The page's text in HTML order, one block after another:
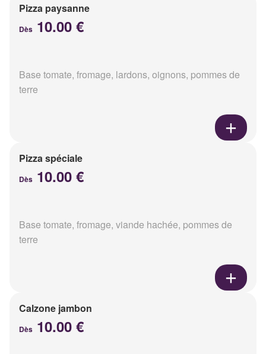
Pizza paysanne
Dès 10.00 €
Base tomate, fromage, lardons, oignons, pommes de
terre
Pizza spéciale
Dès 10.00 €
Base tomate, fromage, viande hachée, pommes de
terre
Calzone jambon
Dès 10.00 €